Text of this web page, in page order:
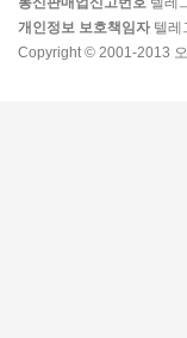
개인정보 보호책임자 텔레
Copyright © 2001-2013